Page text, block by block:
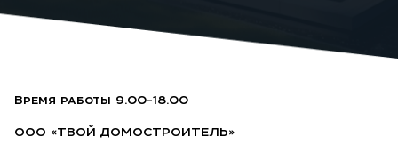
Время работы 9.00-18.00
ООО «ТВОЙ ДОМОСТРОИТЕЛЬ»